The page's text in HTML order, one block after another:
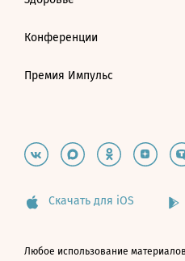
Конференции
Премия Импульс
Скачать для iOS
Любое использование